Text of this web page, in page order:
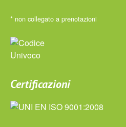
* non collegato a prenotazioni
Certificazioni